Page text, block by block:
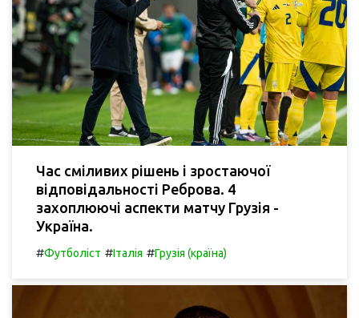
Час сміливих рішень і зростаючої
відповідальності Реброва. 4
захоплюючі аспекти матчу Грузія -
Україна.
#Футболіст #Італія #Грузія (країна)